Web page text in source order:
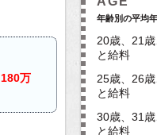
万
年齢別の平均
20歳、21
と給料
25歳、26
と給料
30歳、31
と給料